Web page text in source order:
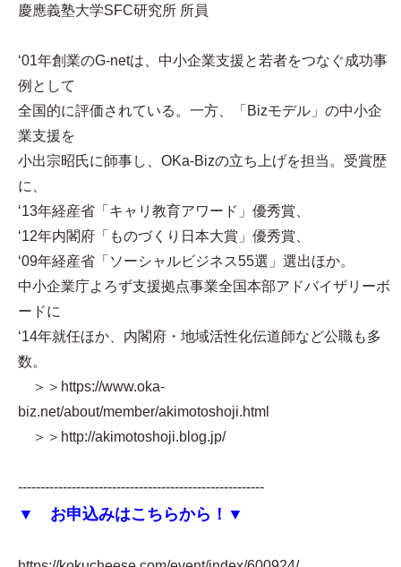
慶應義塾大学SFC研究所 所員
‘01年創業のG-netは、中小企業支援と若者をつなぐ成功事
例として
全国的に評価されている。一方、「Bizモデル」の中小企
業支援を
小出宗昭氏に師事し、OKa-Bizの立ち上げを担当。受賞歴
に、
‘13年経産省「キャリ教育アワード」優秀賞、
‘12年内閣府「ものづくり日本大賞」優秀賞、
‘09年経産省「ソーシャルビジネス55選」選出ほか。
中小企業庁よろず支援拠点事業全国本部アドバイザリーボ
ードに
‘14年就任ほか、内閣府・地域活性化伝道師など公職も多
数。
＞＞https://www.oka-
biz.net/about/member/akimotoshoji.html
＞＞http://akimotoshoji.blog.jp/
-------------------------------------------------------
▼ お申込みはこちらから！▼